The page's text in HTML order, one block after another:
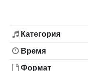
Категория
Время
Формат